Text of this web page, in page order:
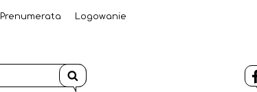
Prenumerata Logowanie